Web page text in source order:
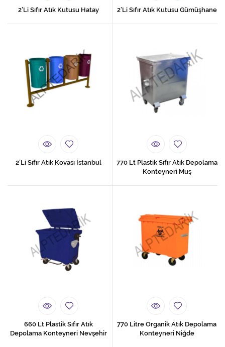
2’Li Sıfır Atık Kutusu Hatay 2’Li Sıfır Atık Kutusu Gümüşhane
2’Li Sıfır Atık Kovası İstanbul
770 Lt Plastik Sıfır Atık Depolama
Konteyneri Muş
660 Lt Plastik Sıfır Atık
Depolama Konteyneri Nevşehir
770 Litre Organik Atık Depolama
Konteyneri Niğde